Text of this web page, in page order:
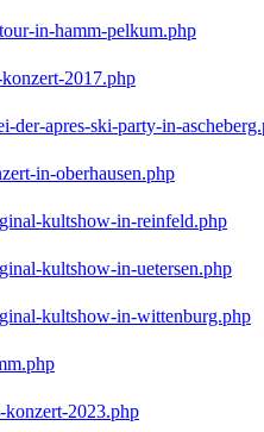
in-hamm-pelkum.php
2017.php
der-apres-ski-party-in-
in-oberhausen.php
kultshow-in-reinfeld.php
kultshow-in-uetersen.php
kultshow-in-wittenburg.php
konzert-2023.php